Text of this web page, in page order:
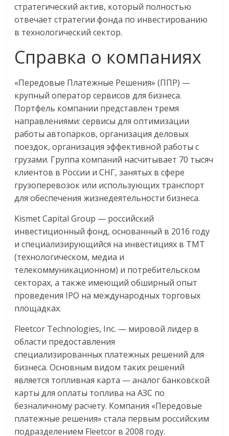
стратегический актив, который полностью
отвечает стратегии фонда по инвестированию
в технологический сектор.
Справка о компаниях
«Передовые Платежные Решения» (ППР) —
крупный оператор сервисов для бизнеса.
Портфель компании представлен тремя
направлениями: сервисы для оптимизации
работы автопарков, организация деловых
поездок, организация эффективной работы с
грузами. Группа компаний насчитывает 70 тысяч
клиентов в России и СНГ, занятых в сфере
грузоперевозок или использующих транспорт
для обеспечения жизнедеятельности бизнеса.
Kismet Capital Group — российский
инвестиционный фонд, основанный в 2016 году
и специализирующийся на инвестициях в ТМТ
(технологическом, медиа и
телекоммуникационном) и потребительском
секторах, а также имеющий обширный опыт
проведения IPO на международных торговых
площадках.
Fleetcor Technologies, Inc. — мировой лидер в
области предоставления
специализированных платежных решений для
бизнеса. Основным видом таких решений
является топливная карта — аналог банковской
карты для оплаты топлива на АЗС по
безналичному расчету. Компания «Передовые
платежные решения» стала первым российским
подразделением Fleetcor в 2008 году.